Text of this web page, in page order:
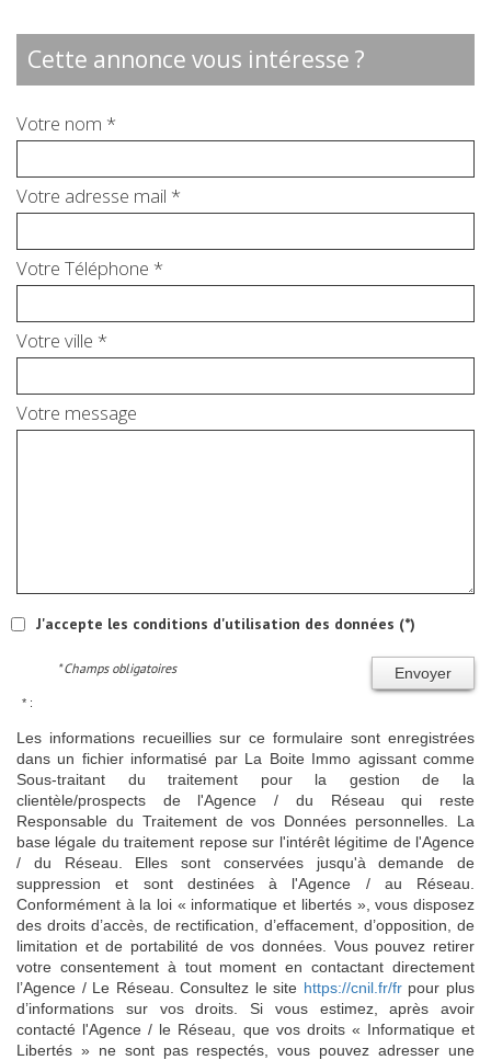
cette annonce vous intéresse ?
Votre nom *
Votre adresse mail *
Votre Téléphone *
Votre ville *
Votre message
J'accepte les conditions d'utilisation des données (*)
Envoyer
* Champs obligatoires
* :
Les informations recueillies sur ce formulaire sont enregistrées
dans un fichier informatisé par La Boite Immo agissant comme
Sous-traitant du traitement pour la gestion de la
clientèle/prospects de l'Agence / du Réseau qui reste
Responsable du Traitement de vos Données personnelles. La
base légale du traitement repose sur l'intérêt légitime de l'Agence
/ du Réseau. Elles sont conservées jusqu'à demande de
suppression et sont destinées à l'Agence / au Réseau.
Conformément à la loi « informatique et libertés », vous disposez
des droits d’accès, de rectification, d’effacement, d’opposition, de
limitation et de portabilité de vos données. Vous pouvez retirer
votre consentement à tout moment en contactant directement
l’Agence / Le Réseau. Consultez le site https://cnil.fr/frpour plus
d’informations sur vos droits. Si vous estimez, après avoir
contacté l'Agence / le Réseau, que vos droits « Informatique et
Libertés » ne sont pas respectés, vous pouvez adresser une